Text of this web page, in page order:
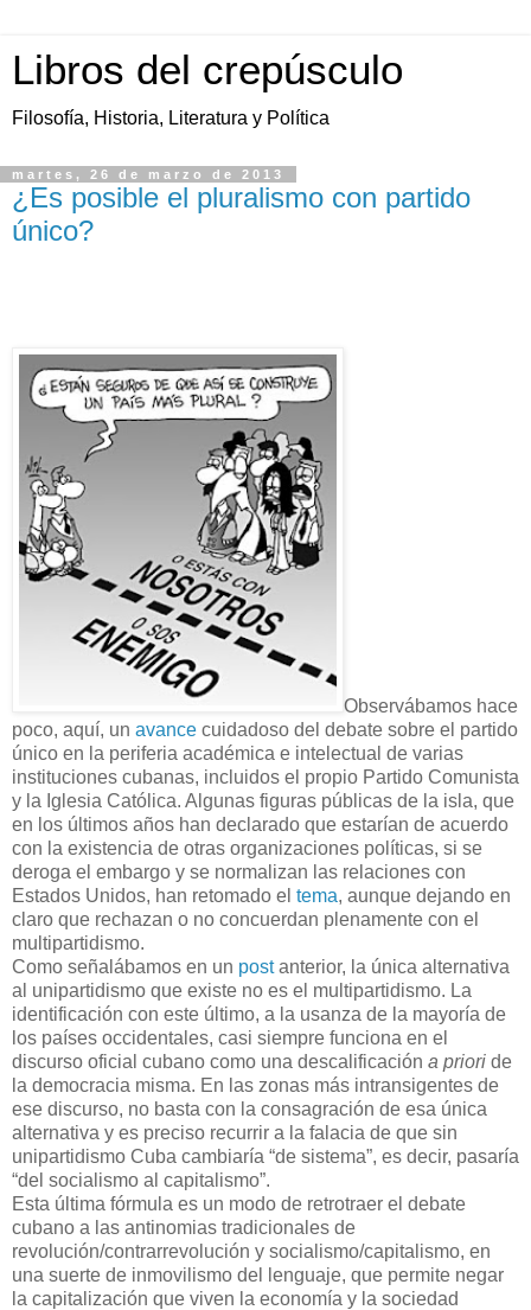
Libros del crepúsculo
Filosofía, Historia, Literatura y Política
martes, 26 de marzo de 2013
¿Es posible el pluralismo con partido
único?
Observábamos hace
poco, aquí, un avance cuidadoso del debate sobre el partido
único en la periferia académica e intelectual de varias
instituciones cubanas, incluidos el propio Partido Comunista
y la Iglesia Católica. Algunas figuras públicas de la isla, que
en los últimos años han declarado que estarían de acuerdo
con la existencia de otras organizaciones políticas, si se
deroga el embargo y se normalizan las relaciones con
Estados Unidos, han retomado el tema, aunque dejando en
claro que rechazan o no concuerdan plenamente con el
multipartidismo.
Como señalábamos en un postanterior, la única alternativa
al unipartidismo que existe no es el multipartidismo. La
identificación con este último, a la usanza de la mayoría de
los países occidentales, casi siempre funciona en el
discurso oficial cubano como una descalificación a priori de
la democracia misma. En las zonas más intransigentes de
ese discurso, no basta con la consagración de esa única
alternativa y es preciso recurrir a la falacia de que sin
unipartidismo Cuba cambiaría “de sistema”, es decir, pasaría
“del socialismo al capitalismo”.
Esta última fórmula es un modo de retrotraer el debate
cubano a las antinomias tradicionales de
revolución/contrarrevolución y socialismo/capitalismo, en
una suerte de inmovilismo del lenguaje, que permite negar
la capitalización que viven la economía y la sociedad